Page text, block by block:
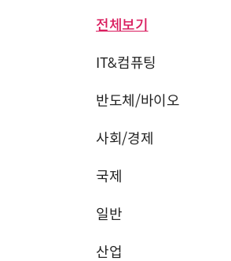
전체보기
IT&컴퓨팅
반도체/바이오
사회/경제
국제
일반
산업